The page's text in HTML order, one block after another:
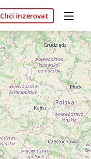
Chci inzerovat